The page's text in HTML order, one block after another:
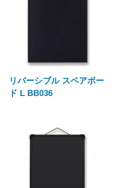
リバーシブル スペアボー
ド L BB036